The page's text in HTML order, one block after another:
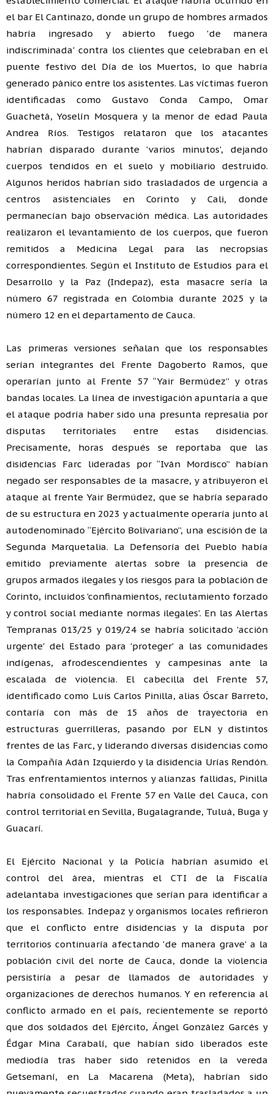
el bar El Cantinazo, donde un grupo de hombres armados
habría ingresado y abierto fuego 'de manera
indiscriminada' contra los clientes que celebraban en el
puente festivo del Día de los Muertos, lo que habría
generado pánico entre los asistentes. Las víctimas fueron
identificadas como Gustavo Conda Campo, Omar
Guachetá, Yoselín Mosquera y la menor de edad Paula
Andrea Ríos. Testigos relataron que los atacantes
habrían disparado durante 'varios minutos', dejando
cuerpos tendidos en el suelo y mobiliario destruido.
Algunos heridos habrían sido trasladados de urgencia a
centros asistenciales en Corinto y Cali, donde
permanecían bajo observación médica. Las autoridades
realizaron el levantamiento de los cuerpos, que fueron
remitidos a Medicina Legal para las necropsias
correspondientes. Según el Instituto de Estudios para el
Desarrollo y la Paz (Indepaz), esta masacre sería la
número 67 registrada en Colombia durante 2025 y la
número 12 en el departamento de Cauca.
Las primeras versiones señalan que los responsables
serían integrantes del Frente Dagoberto Ramos, que
operarían junto al Frente 57 “Yair Bermúdez” y otras
bandas locales. La línea de investigación apuntaría a que
el ataque podría haber sido una presunta represalia por
disputas territoriales entre estas disidencias.
Precisamente, horas después se reportaba que las
disidencias Farc lideradas por “Iván Mordisco” habían
negado ser responsables de la masacre, y atribuyeron el
ataque al frente Yair Bermúdez, que se habría separado
de su estructura en 2023 y actualmente operaría junto al
autodenominado “Ejército Bolivariano”, una escisión de la
Segunda Marquetalia. La Defensoría del Pueblo había
emitido previamente alertas sobre la presencia de
grupos armados ilegales y los riesgos para la población de
Corinto, incluidos 'confinamientos, reclutamiento forzado
y control social mediante normas ilegales'. En las Alertas
Tempranas 013/25 y 019/24 se habría solicitado 'acción
urgente' del Estado para 'proteger' a las comunidades
indígenas, afrodescendientes y campesinas ante la
escalada de violencia. El cabecilla del Frente 57,
identificado como Luis Carlos Pinilla, alias Óscar Barreto,
contaría con más de 15 años de trayectoria en
estructuras guerrilleras, pasando por ELN y distintos
frentes de las Farc, y liderando diversas disidencias como
la Compañía Adán Izquierdo y la disidencia Urías Rendón.
Tras enfrentamientos internos y alianzas fallidas, Pinilla
habría consolidado el Frente 57 en Valle del Cauca, con
control territorial en Sevilla, Bugalagrande, Tuluá, Buga y
Guacarí.
El Ejército Nacional y la Policía habrían asumido el
control del área, mientras el CTI de la Fiscalía
adelantaba investigaciones que serían para identificar a
los responsables. Indepaz y organismos locales refirieron
que el conflicto entre disidencias y la disputa por
territorios continuaría afectando 'de manera grave' a la
población civil del norte de Cauca, donde la violencia
persistiría a pesar de llamados de autoridades y
organizaciones de derechos humanos. Y en referencia al
conflicto armado en el país, recientemente se reportó
que dos soldados del Ejército, Ángel González Garcés y
Édgar Mina Carabalí, que habían sido liberados este
mediodía tras haber sido retenidos en la vereda
Getsemaní, en La Macarena (Meta), habrían sido